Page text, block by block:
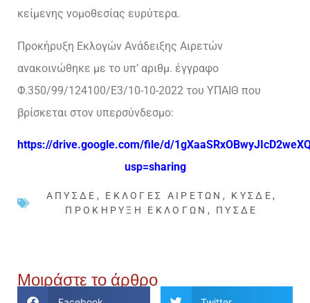
κείμενης νομοθεσίας ευρύτερα.
Προκήρυξη Εκλογών Ανάδειξης Αιρετών
ανακοινώθηκε με το υπ’ αριθμ. έγγραφο
Φ.350/99/124100/E3/10-10-2022 του ΥΠΑΙΘ που
βρίσκεται στον υπερσύνδεσμο:
https://drive.google.com/file/d/
usp=sharing
ΑΠΥΣΔΕ , ΕΚΛΟΓΈΣ ΑΙΡΕΤΏΝ , ΚΥΣΔΕ ,
ΠΡΟΚΉΡΥΞΗ ΕΚΛΟΓΏΝ , ΠΥΣΔΕ
Μοιράστε το άρθρο